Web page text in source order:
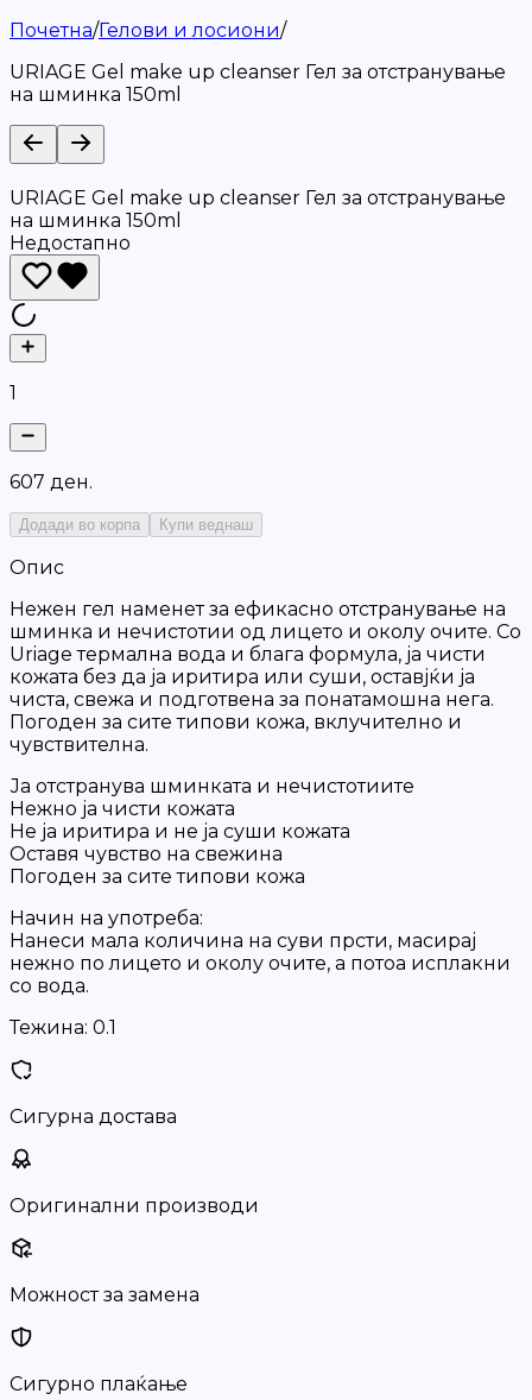
Почетна/Гелови и лосиони/
URIAGE Gel make up cleanser Гел за отстранување
на шминка 150ml
URIAGE Gel make up cleanser Гел за отстранување
на шминка 150ml
Недостапно
1
607 ден.
Додади во корпа Купи веднаш
Опис
Нежен гел наменет за ефикасно отстранување на
шминка и нечистотии од лицето и околу очите. Со
Uriage термална вода и блага формула, ја чисти
кожата без да ја иритира или суши, оставјќи ја
чиста, свежа и подготвена за понатамошна нега.
Погоден за сите типови кожа, вклучително и
чувствителна.
Ја отстранува шминката и нечистотиите
Нежно ја чисти кожата
Не ја иритира и не ја суши кожата
Оставя чувство на свежина
Погоден за сите типови кожа
Начин на употреба:
Нанеси мала количина на суви прсти, масирај
нежно по лицето и околу очите, а потоа исплакни
со вода.
Тежина: 0.1
Сигурна достава
Оригинални производи
Можност за замена
Сигурно плаќање